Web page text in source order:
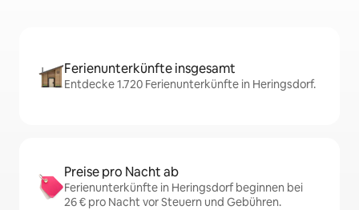
Ferienunterkünfte insgesamt
Entdecke 1.720 Ferienunterkünfte in Heringsdorf.
Preise pro Nacht ab
Ferienunterkünfte in Heringsdorf beginnen bei
26 € pro Nacht vor Steuern und Gebühren.